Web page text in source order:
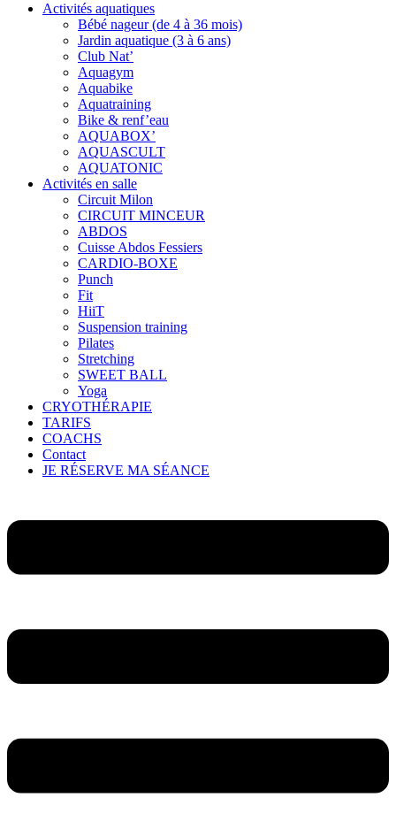
Activités aquatiques
Bébé nageur (de 4 à 36 mois)
Jardin aquatique (3 à 6 ans)
Club Nat’
Aquagym
Aquabike
Aquatraining
Bike & renf’eau
AQUABOX’
AQUASCULT
AQUATONIC
Activités en salle
Circuit Milon
CIRCUIT MINCEUR
ABDOS
Cuisse Abdos Fessiers
CARDIO-BOXE
Punch
Fit
HiiT
Suspension training
Pilates
Stretching
SWEET BALL
Yoga
CRYOTHÉRAPIE
TARIFS
COACHS
Contact
JE RÉSERVE MA SÉANCE